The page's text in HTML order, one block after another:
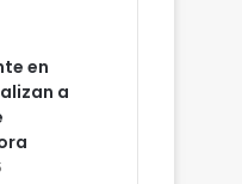
en
a